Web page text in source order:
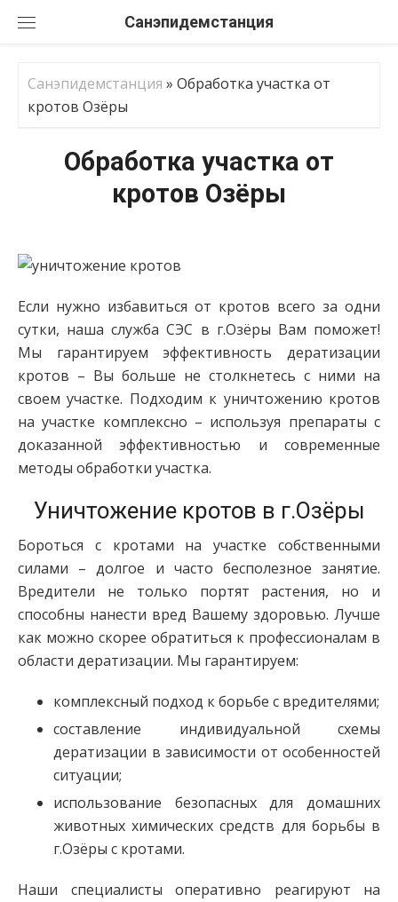
Санэпидемстанция
Санэпидемстанция » Обработка участка от
кротов Озёры
Обработка участка от
кротов Озёры
Если нужно избавиться от кротов всего за одни
сутки, наша служба СЭС в г.Озёры Вам поможет!
Мы гарантируем эффективность дератизации
кротов – Вы больше не столкнетесь с ними на
своем участке. Подходим к уничтожению кротов
на участке комплексно – используя препараты с
доказанной эффективностью и современные
методы обработки участка.
Уничтожение кротов в г.Озёры
Бороться с кротами на участке собственными
силами – долгое и часто бесполезное занятие.
Вредители не только портят растения, но и
способны нанести вред Вашему здоровью. Лучше
как можно скорее обратиться к профессионалам в
области дератизации. Мы гарантируем:
комплексный подход к борьбе с вредителями;
составление индивидуальной схемы
дератизации в зависимости от особенностей
ситуации;
использование безопасных для домашних
животных химических средств для борьбы в
г.Озёры с кротами.
Наши специалисты оперативно реагируют на